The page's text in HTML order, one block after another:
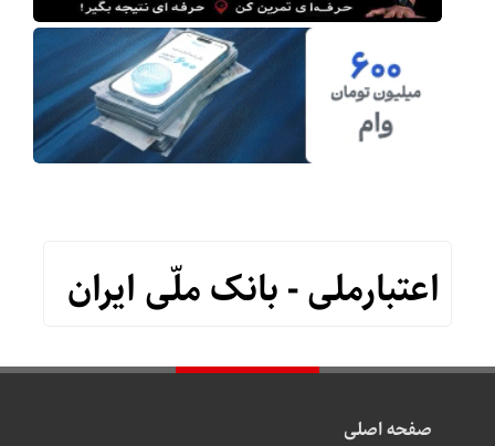
اعتبارملی - بانک ملّی ایران
صفحه اصلی